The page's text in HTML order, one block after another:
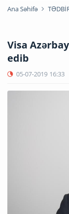
Ana Səhifə
Visa
edib
05-07-2019 16:33